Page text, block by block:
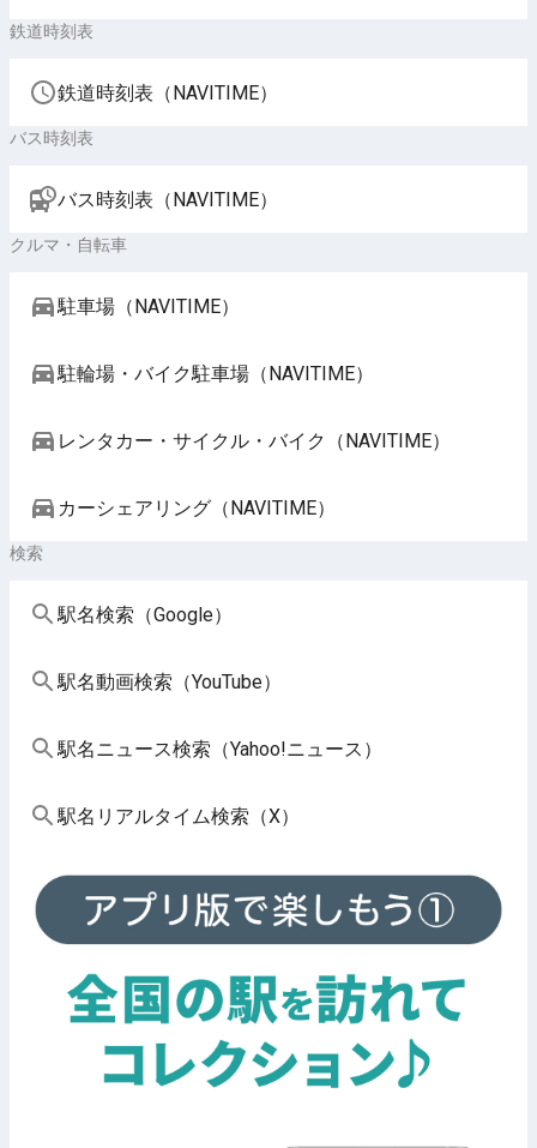
鉄道時刻表
鉄道時刻表（NAVITIME）
バス時刻表
バス時刻表（NAVITIME）
クルマ・自転車
駐車場（NAVITIME）
駐輪場・バイク駐車場（NAVITIME）
レンタカー・サイクル・バイク（NAVITIME）
カーシェアリング（NAVITIME）
検索
駅名検索（Google）
駅名動画検索（YouTube）
駅名ニュース検索（Yahoo!ニュース）
駅名リアルタイム検索（X）